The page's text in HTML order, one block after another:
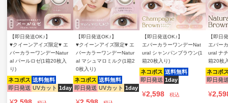
【即日発送OK♪】
♥クイーンアイズ限定♥ エ
バーカラーワンデーNatur
al パールロゼ(1箱20枚入
り)
ネコポス 送料無料
即日発送 UVカット 1day
【即日発送OK♪】
♥クイーンアイズ限定♥ エ
バーカラーワンデーNatur
al マシュマロミルク(1箱2
0枚入り)
ネコポス 送料無料
即日発送 UVカット 1day
【即日発送OK♪】
エバーカラーワンデーNat
ural シャンパンブラウン(1
箱20枚入り)
ネコポス 送料無料
即日発送 1day
¥2,598 税込
【即日
エバー
ural ナ
箱20枚
ネコポ
即日発
¥